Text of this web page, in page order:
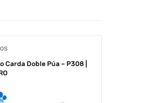
Carda Doble Púa – P308 |